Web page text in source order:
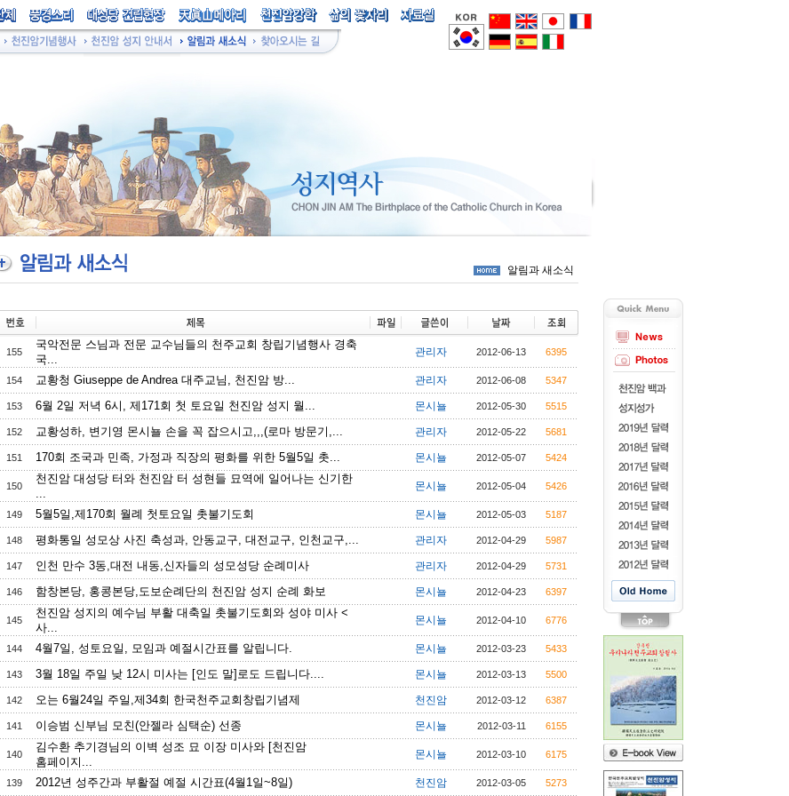
알림과 새소식
155
국악전문 스님과 전문 교수님들의 천주교회 창립기념행사 경축
국...
관리자 2012-06-13 6395
154 교황청 Giuseppe de Andrea 대주교님, 천진암 방... 관리자 2012-06-08 5347
153 6월 2일 저녁 6시, 제171회 첫 토요일 천진암 성지 월... 몬시뇰 2012-05-30 5515
152 교황성하, 변기영 몬시뇰 손을 꼭 잡으시고,,,(로마 방문기,... 관리자 2012-05-22 5681
151 170회 조국과 민족, 가정과 직장의 평화를 위한 5월5일 촛... 몬시뇰 2012-05-07 5424
150
천진암 대성당 터와 천진암 터 성현들 묘역에 일어나는 신기한
...
몬시뇰 2012-05-04 5426
149 5월5일,제170회 월례 첫토요일 촛불기도회 몬시뇰 2012-05-03 5187
148 평화통일 성모상 사진 축성과, 안동교구, 대전교구, 인천교구,... 관리자 2012-04-29 5987
147 인천 만수 3동,대전 내동,신자들의 성모성당 순례미사 관리자 2012-04-29 5731
146 함창본당, 홍콩본당,도보순례단의 천진암 성지 순례 화보 몬시뇰 2012-04-23 6397
145
천진암 성지의 예수님 부활 대축일 촛불기도회와 성야 미사 <
사...
몬시뇰 2012-04-10 6776
144 4월7일, 성토요일, 모임과 예절시간표를 알립니다. 몬시뇰 2012-03-23 5433
143 3월 18일 주일 낮 12시 미사는 [인도 말]로도 드립니다.... 몬시뇰 2012-03-13 5500
142 오는 6월24일 주일,제34회 한국천주교회창립기념제 천진암 2012-03-12 6387
141 이승범 신부님 모친(안젤라 심택순) 선종 몬시뇰 2012-03-11 6155
140
김수환 추기경님의 이벽 성조 묘 이장 미사와 [천진암
홈페이지...
몬시뇰 2012-03-10 6175
139 2012년 성주간과 부활절 예절 시간표(4월1일~8일) 천진암 2012-03-05 5273